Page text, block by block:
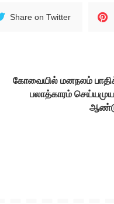
Share on Twitter
கோவையில் மனநலம்
பலாத்காரம்